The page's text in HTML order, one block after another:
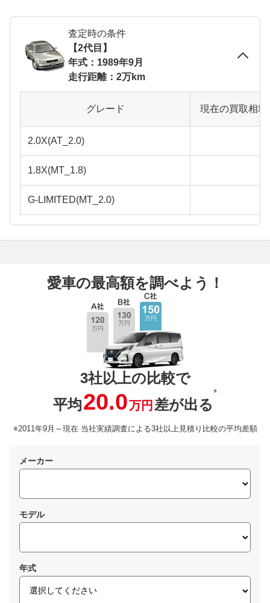
査定時の条件
【2代目】
年式：1989年9月
走行距離：2万km
グレード 現在の買取相
2.0X(AT_2.0)
1.8X(MT_1.8)
G-LIMITED(MT_2.0)
愛車の最高額を調べよう！
3社以上の比較で
平均20.0万円 差が出る
※
※2011年9月～現在 当社実績調査による3社以上見積り比較の平均差額
メーカー
モデル
年式